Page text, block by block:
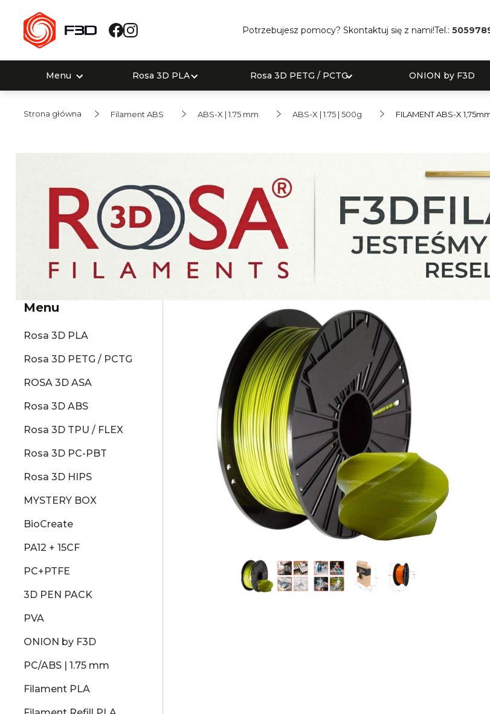
Potrzebujesz pomocy? Skontaktuj się z nami!Tel.:
Menu Rosa 3D PLA Rosa 3D PETG / PCTG ONION by F3D
Strona główna Filament ABS ABS-X | 1.75 mm ABS-X | 1.75 | 500g FILAMENT ABS-X
Menu
Rosa 3D PLA
Rosa 3D PETG / PCTG
ROSA 3D ASA
Rosa 3D ABS
Rosa 3D TPU / FLEX
Rosa 3D PC-PBT
Rosa 3D HIPS
MYSTERY BOX
BioCreate
PA12 + 15CF
PC+PTFE
3D PEN PACK
PVA
ONION by F3D
PC/ABS | 1.75 mm
Filament PLA